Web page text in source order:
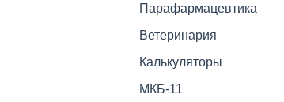
Парафармацевтика
Ветеринария
Калькуляторы
МКБ-11